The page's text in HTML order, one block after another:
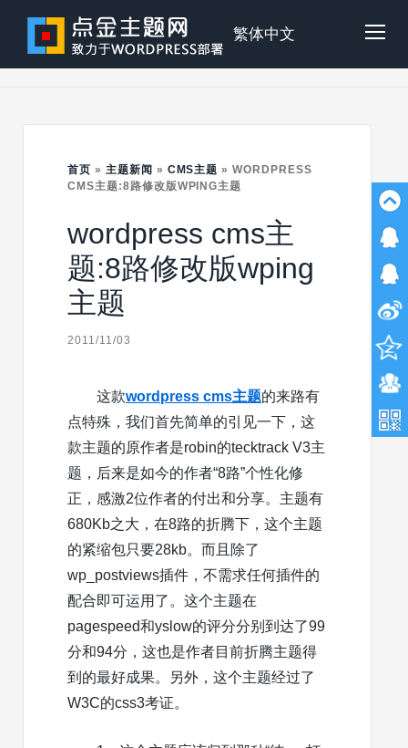
content
点
主
题
繁体中文
首页 » 主题新闻 » CMS主题 »WORDPRESS
CMS主题:8路修改版WPING主题
wordpress cms主
题:8路修改版wping
主题
2011/11/03
这款wordpress cms主题的来路有
点特殊，我们首先简单的引见一下，这
款主题的原作者是robin的tecktrack V3主
题，后来是如今的作者“8路”个性化修
正，感激2位作者的付出和分享。主题有
680Kb之大，在8路的折腾下，这个主题
的紧缩包只要28kb。而且除了
wp_postviews插件，不需求任何插件的
配合即可运用了。这个主题在
pagespeed和yslow的评分分别到达了99
分和94分，这也是作者目前折腾主题得
到的最好成果。另外，这个主题经过了
W3C的css3考证。